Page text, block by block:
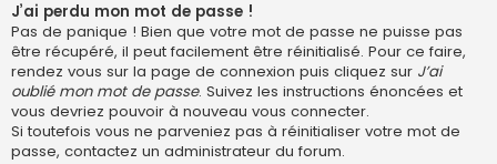
J’ai perdu mon mot de passe !
Pas de panique ! Bien que votre mot de passe ne puisse pas
être récupéré, il peut facilement être réinitialisé. Pour ce faire,
rendez vous sur la page de connexion puis cliquez sur J’ai
oublié mon mot de passe. Suivez les instructions énoncées et
vous devriez pouvoir à nouveau vous connecter.
Si toutefois vous ne parveniez pas à réinitialiser votre mot de
passe, contactez un administrateur du forum.